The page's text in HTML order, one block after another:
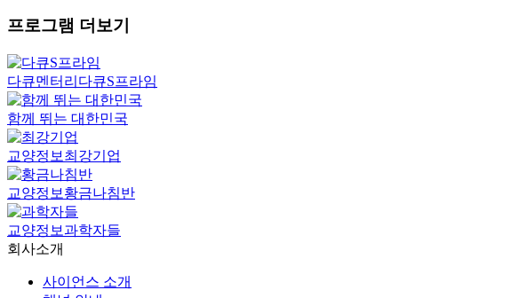
프로그램 더보기
다큐멘터리 다큐S프라임
함께 뛰는 대한민국
교양정보 최강기업
교양정보 황금나침반
교양정보과학자들
회사소개
사이언스 소개